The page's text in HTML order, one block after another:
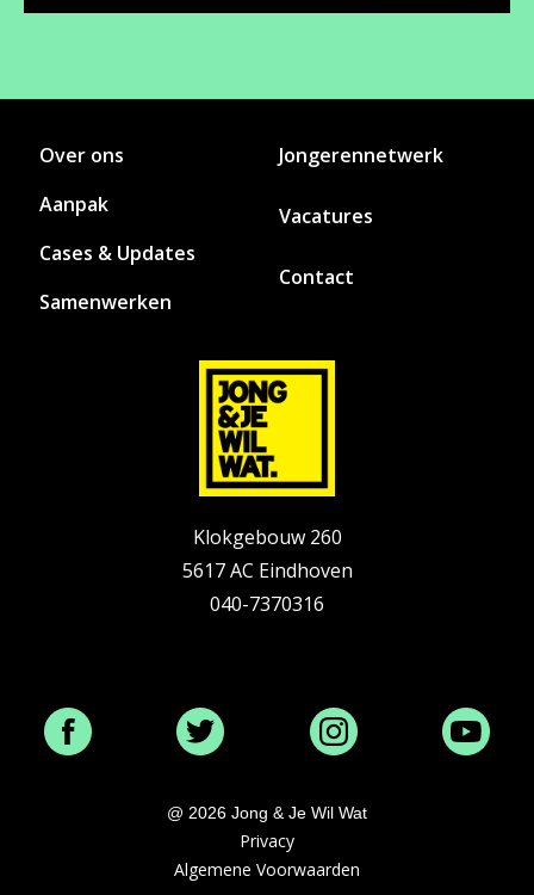
Over ons
Aanpak
Cases & Updates
Samenwerken
Jongerennetwerk
Vacatures
Contact
Klokgebouw 260
5617 AC Eindhoven
040-7370316
@ 2026 Jong & Je Wil Wat
Privacy
Algemene Voorwaarden